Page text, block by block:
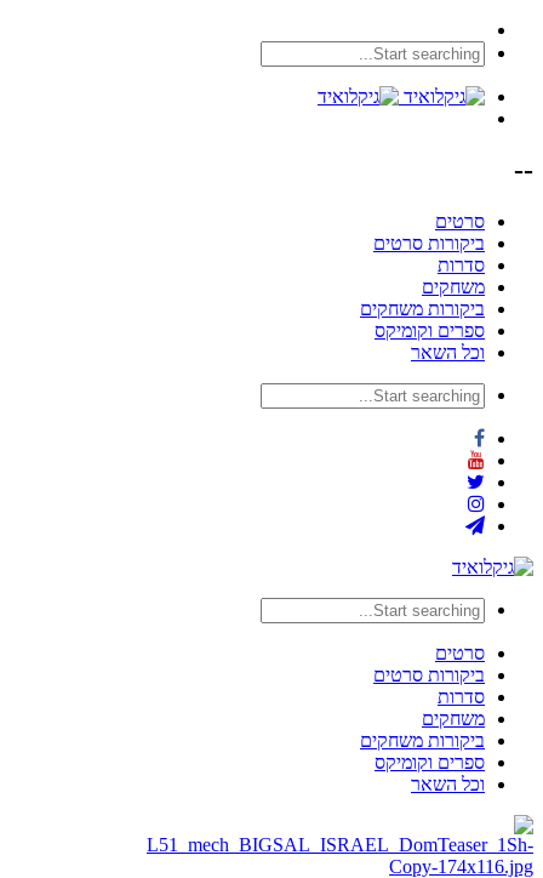
--
סרטים
ביקורות סרטים
סדרות
משחקים
ביקורות משחקים
ספרים וקומיקס
וכל השאר
סרטים
ביקורות סרטים
סדרות
משחקים
ביקורות משחקים
ספרים וקומיקס
וכל השאר